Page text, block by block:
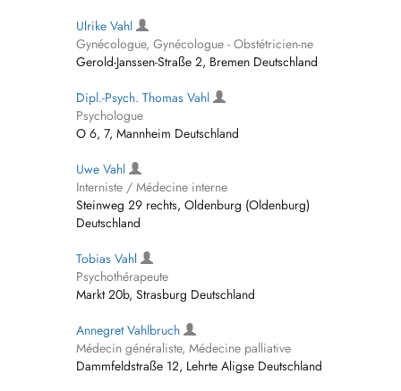
Ulrike Vahl
Gynécologue, Gynécologue - Obstétricien-ne
Gerold-Janssen-Straße 2, Bremen Deutschland
Dipl.-Psych. Thomas Vahl
Psychologue
O 6, 7, Mannheim Deutschland
Uwe Vahl
Interniste / Médecine interne
Steinweg 29 rechts, Oldenburg (Oldenburg)
Deutschland
Tobias Vahl
Psychothérapeute
Markt 20b, Strasburg Deutschland
Annegret Vahlbruch
Médecin généraliste, Médecine palliative
Dammfeldstraße 12, Lehrte Aligse Deutschland